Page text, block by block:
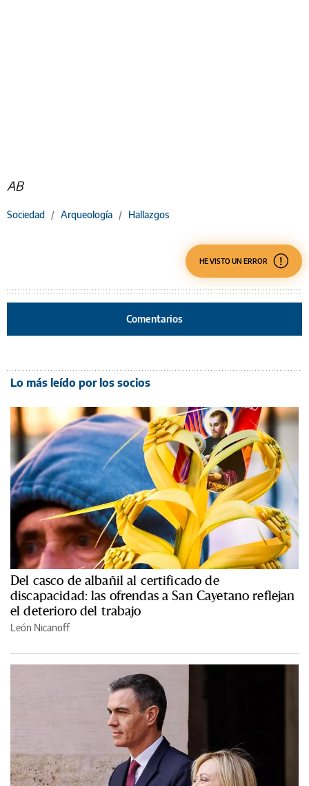
AB
Sociedad / Arqueología / Hallazgos
HE VISTO UN ERROR
Comentarios
Lo más leído por los socios
Del casco de albañil al certificado de
discapacidad: las ofrendas a San Cayetano reflejan
el deterioro del trabajo
León Nicanoff